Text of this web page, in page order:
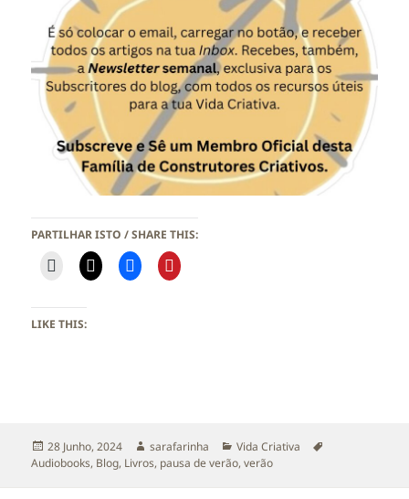
PARTILHAR ISTO / SHARE THIS:
LIKE THIS:
Publicado
a
28 Junho, 2024 Autor
sarafarinha Categorias
Vida Criativa
Audiobooks, Blog, Livros, pausa de verão,verão